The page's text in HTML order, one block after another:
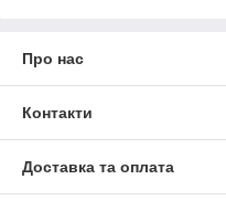
Про нас
Контакти
Доставка та оплата